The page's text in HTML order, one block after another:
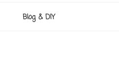
Blog & DIY